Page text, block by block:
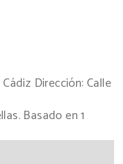
Cádiz Dirección: Calle
Basado en1